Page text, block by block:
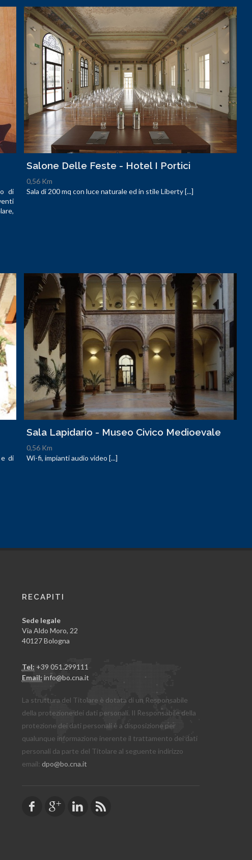
di
Salone Delle Feste - Hotel I Portici
0,56 Km
Sala di 200 mq con luce naturale ed in stile Liberty [...]
di
Sala Lapidario - Museo Civico Medioevale
0,56 Km
Wi-fi, impianti audio video [...]
RECAPITI
Sede legale
Via Aldo Moro, 22
40127 Bologna
Tel: +39 051.299111
Email: info@bo.cna.it
La struttura del Titolare è dotata di un Responsabile
della protezione dei dati personali. Il Responsabile della
protezione dei dati personali è a disposizione per
qualunque informazione inerente il trattamento dei dati
personali da parte del Titolare al seguente indirizzo
email: dpo@bo.cna.it